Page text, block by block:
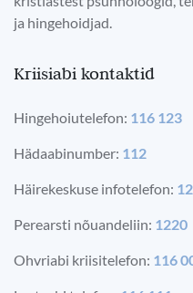
ja hingehoidjad.
Kriisiabi kontaktid
Hingehoiutelefon: 116 123
Hädaabinumber: 112
Häirekeskuse infotelefon:
Perearsti nõuandeliin: 1220
Ohvriabi kriisitelefon: 116